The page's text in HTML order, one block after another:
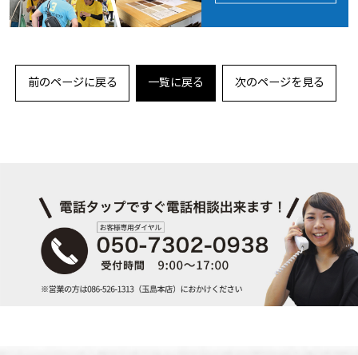
前のページに戻る 一覧に戻る 次のページを見る